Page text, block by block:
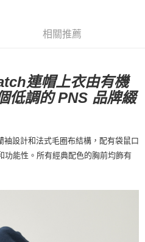
上)免運費
上)免運費
相關推薦
連帽上衣由有機
低調的 PNS 品牌綴
設計和法式毛圈布結構，配有袋鼠口
功能性。所有經典配色的胸前均飾有